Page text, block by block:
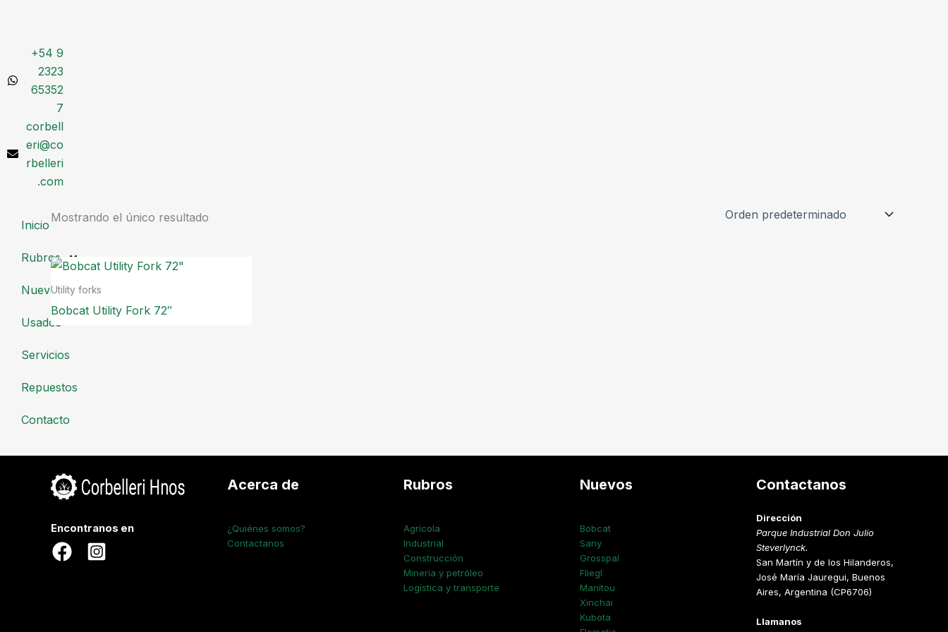
contenido
+54 9
2323
65352
7
corbell
eri@co
rbelleri
.com
Inicio
Rubros
Nuevos
Usados
Servicios
Repuestos
Contacto
Mostrando el único resultado
Utility forks
Bobcat Utility Fork 72″
Encontranos en
Acerca de
¿Quiénes somos?
Contactanos
Rubros
Agrícola
Industrial
Construcción
Minería y petróleo
Logística y transporte
Nuevos
Bobcat
Sany
Grosspal
Fliegl
Manitou
Xinchai
Kubota
Contactanos
Dirección
Parque Industrial Don Julio
Steverlynck.
San Martín y de los Hilanderos,
José María Jauregui, Buenos
Aires, Argentina (CP6706)
Llamanos